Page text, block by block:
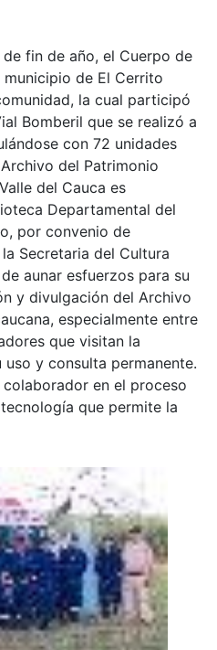
fin de año, el Cuerpo de
de El Cerrito
la cual participó
Bomberil que se realizó a
con 72 unidades
del Patrimonio
del Cauca es
Departamental del
por convenio de
Secretaria del Cultura
aunar esfuerzos para su
y divulgación del Archivo
especialmente entre
que visitan la
y consulta permanente.
en el proceso
que permite la